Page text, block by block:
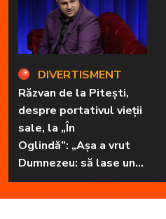
DIVERTISMENT
Răzvan de la Pitești,
despre portativul vieții
sale, la „În
Oglindă”: „Așa a vrut
Dumnezeu: să lase unul
în familie cu har, harul
de a cânta, să poată să